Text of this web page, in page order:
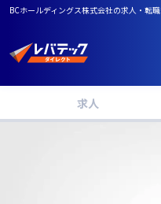
BCホールディングス株式会社の求人・転
求人